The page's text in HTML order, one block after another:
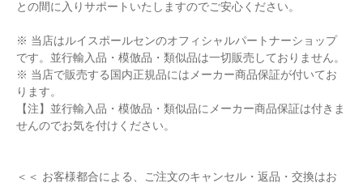
との間に入りサポートいたしますのでご安心ください。
※ 当店はルイスポールセンのオフィシャルパートナーショップ
です。並行輸入品・模倣品・類似品は一切販売しておりません。
※ 当店で販売する国内正規品にはメーカー商品保証が付いてお
ります。
【注】並行輸入品・模倣品・類似品にメーカー商品保証は付きま
せんのでお気を付けください。
＜＜ お客様都合による、ご注文のキャンセル・返品・交換はお